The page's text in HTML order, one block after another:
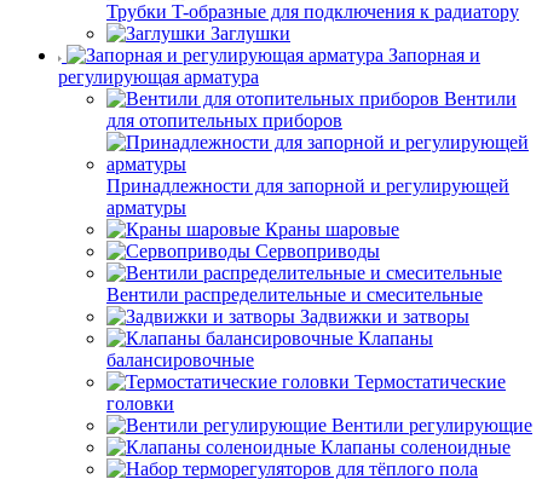
Трубки T-образные для подключения к радиатору
Заглушки
Запорная и
регулирующая арматура
Вентили
для отопительных приборов
Принадлежности для запорной и регулирующей
арматуры
Краны шаровые
Сервоприводы
Вентили распределительные и смесительные
Задвижки и затворы
Клапаны
балансировочные
Термостатические
головки
Вентили регулирующие
Клапаны соленоидные